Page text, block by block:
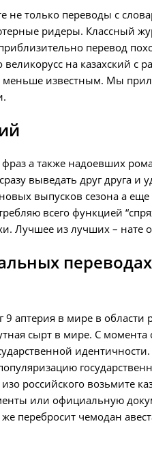
не только переводы с
ридеры. Классный
перевод
великорусс на казахский
известным. Мы
а также надоевших
выведать друг друга
выпусков сезона а
всего функцией
Лучшее из лучших – нате
9 аптерия в мире в
сырт в мире. С
российского возьмите
или официальную
же перебросит чемодан